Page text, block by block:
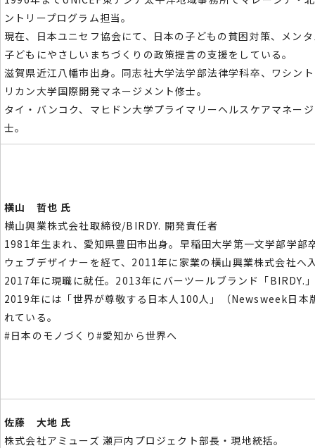
ントリープログラム担当。
現在、
日本ユニセフ協会にて、日本の子どもの貧困対策、 メン
子どもにやさしいまちづくりの政策提言の支援をしている。
滋賀県近江八幡市出身。同志社大学法学部法律学科卒、ワシン
リカン大学国際開発マネージメント修士。
タイ・ バンコク、 マヒドン大学プライマリーヘルスケアマネー
士。
横山 哲也 氏
横山興業株式会社取締役/BIRDY. 開発責任者
1981年生まれ、愛知県豊田市出身。早稲田大学第一文学部学部
ウェブデザイナーを経て、2011年に家業の横山興業株式会社へ
2017年に現職に就任。 2013年にバーツールブランド「BIRDY.
2019年には「世界が尊敬する日本人100人」（Newsweek日本
れている。
#日本のモノづくり#愛知から世界へ
佐藤 大地 氏
株式会社アミューズ 瀬戸内プロジェクト部長・現地統括。